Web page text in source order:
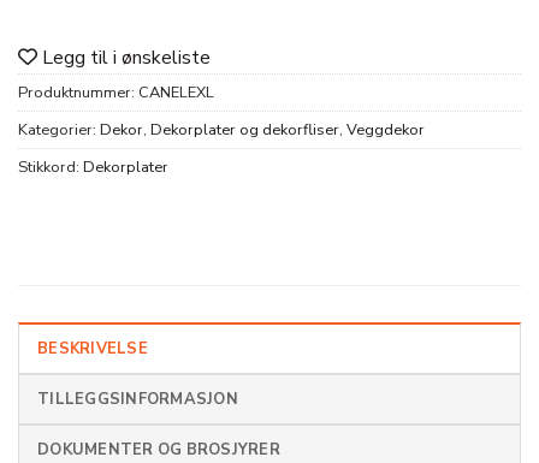
Legg til i ønskeliste
Produktnummer: CANELEXL
Kategorier: Dekor, Dekorplater og dekorfliser, Veggdekor
Stikkord: Dekorplater
BESKRIVELSE
TILLEGGSINFORMASJON
DOKUMENTER OG BROSJYRER